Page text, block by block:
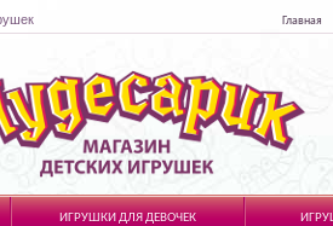
Главная
ИГРУШКИ ДЛЯ ДЕВОЧЕК